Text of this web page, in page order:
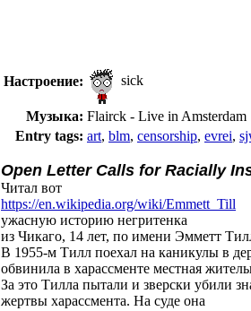
Настроение: sick
Музыка: Flairck - Live in Amsterdam
Entry tags: art, blm, censorship, evrei,
Open Letter Calls for Racially
Читал вот
https://en.wikipedia.org/wiki/Emmett_Till
ужасную историю негритенка
из Чикаго, 14 лет, по имени Эмметт
В 1955-м Тилл поехал на каникулы в
обвинила в харассменте местная
За это Тилла пытали и зверски убили
жертвы харассмента. На суде она